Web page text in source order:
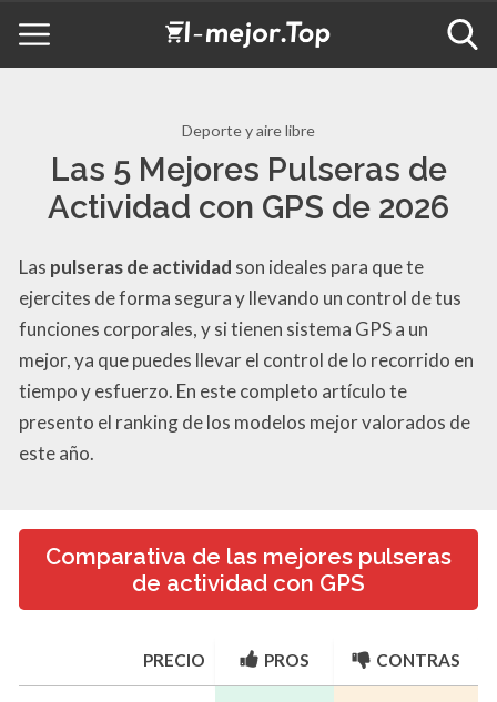
Deporte y aire libre
Las 5 Mejores Pulseras de
Actividad con GPS de 2026
Las pulseras de actividad son ideales para que te
ejercites de forma segura y llevando un control de tus
funciones corporales, y si tienen sistema GPS a un
mejor, ya que puedes llevar el control de lo recorrido en
tiempo y esfuerzo. En este completo artículo te
presento el ranking de los modelos mejor valorados de
este año.
Comparativa de las mejores pulseras
de actividad con GPS
PRECIO PROS CONTRAS